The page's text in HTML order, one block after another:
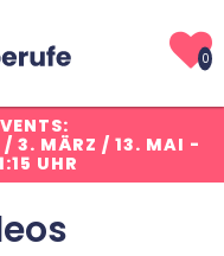
0
/ 3. MÄRZ / 13. MAI -
UHR